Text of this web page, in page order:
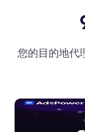
您的目的地代